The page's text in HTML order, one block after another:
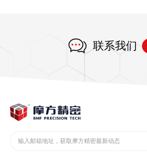
联系我们